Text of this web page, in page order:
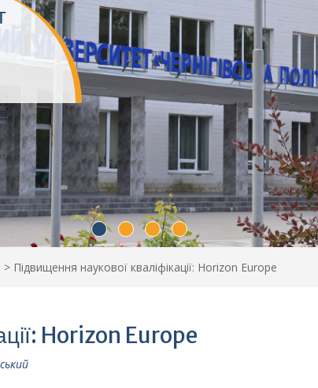
> Підвищення наукової кваліфікації: Horizon Europe
Horizon Europe